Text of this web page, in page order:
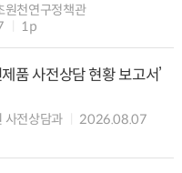
원천연구정책관
1p
품 사전상담 현황 보고서’
사전상담과
2026.08.07